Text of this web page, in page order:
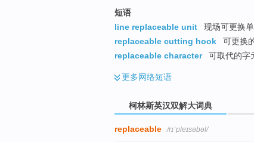
短语
line replaceable unit
现场可更换
replaceable cutting hook
可更换
replaceable character
可取代的字
更多网络短语
柯林斯英汉双解大词典
replaceable /rɪˈpleɪsəbəl/